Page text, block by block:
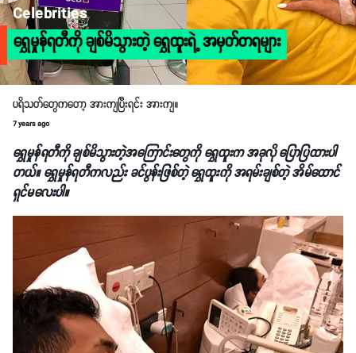
Celebrities
ရွှေမှုန်ရတီကို ချစ်မိသွားတဲ့ ရွှေထူးရဲ့ အမှတ်တရများ
ပရိသတ်တွေကတော့ အားကျပြီးရင်း အားကျ။
7 years ago
ရွှေမှုန်ရတီကို ချစ်မိသွားတဲ့အကြောင်းတွေကို ရွှေထူးက အခုလို ပြောပြထားပါ
တယ်။ ရွှေမှုန်ရတီကလည်း ခင်ပွန်းဖြစ်တဲ့ ရွှေထူးကို အရမ်းချစ်တဲ့ အိမ်ထောင်
ရှင်မလေးပါ။